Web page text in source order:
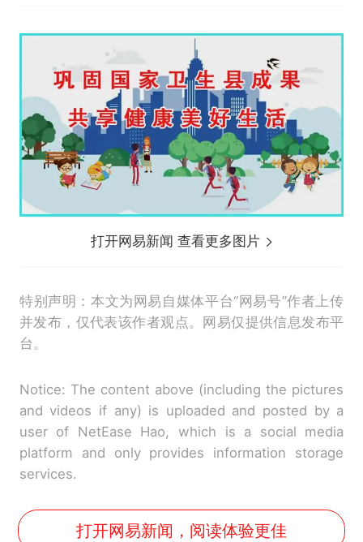
打开网易新闻 查看更多图片
特别声明：本文为网易自媒体平台“网易号”作者上传
并发布，仅代表该作者观点。网易仅提供信息发布平
台。
Notice: The content above (including the pictures
and videos if any) is uploaded and posted by a
user of NetEase Hao, which is a social media
platform and only provides information storage
services.
打开网易新闻，阅读体验更佳